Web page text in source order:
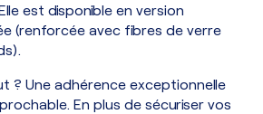
est disponible en version
(renforcée avec fibres de verre
? Une adhérence exceptionnelle
En plus de sécuriser vos